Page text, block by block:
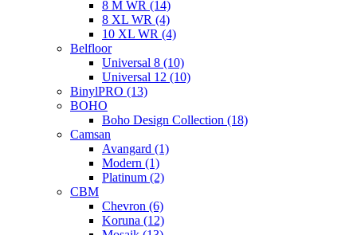
8 M WR (14)
8 XL WR (4)
10 XL WR (4)
Belfloor
Universal 8 (10)
Universal 12 (10)
BinylPRO (13)
BOHO
Boho Design Collection (18)
Camsan
Avangard (1)
Modern (1)
Platinum (2)
CBM
Chevron (6)
Koruna (12)